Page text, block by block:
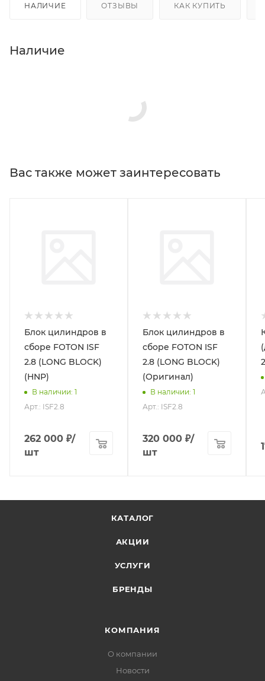
НАЛИЧИЕ ОТЗЫВЫ КАК КУПИТЬ
Наличие
Вас также может заинтересовать
Блок цилиндров в
сборе FOTON ISF
2.8 (LONG BLOCK)
(HNP)
В наличии: 1
Арт.: ISF2.8
262 000 ₽/
шт
Блок цилиндров в
сборе FOTON ISF
2.8 (LONG BLOCK)
(Оригинал)
В наличии: 1
Арт.: ISF2.8
320 000 ₽/
шт
КАТАЛОГ
АКЦИИ
УСЛУГИ
БРЕНДЫ
КОМПАНИЯ
О компании
Новости